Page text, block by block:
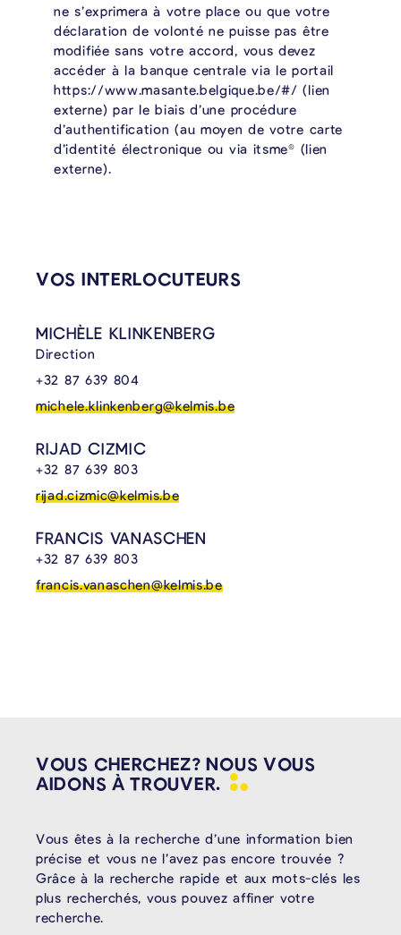
ne s’exprimera à votre place ou que votre
déclaration de volonté ne puisse pas être
modifiée sans votre accord, vous devez
accéder à la banque centrale via le portail
https://www.masante.belgique.be/#/ (lien
externe) par le biais d’une procédure
d’authentification (au moyen de votre carte
d’identité électronique ou via itsme® (lien
externe).
VOS INTERLOCUTEURS
MICHÈLE KLINKENBERG
Direction
+32 87 639 804
michele.klinkenberg@kelmis.be
RIJAD CIZMIC
+32 87 639 803
rijad.cizmic@kelmis.be
FRANCIS VANASCHEN
+32 87 639 803
francis.vanaschen@kelmis.be
VOUS CHERCHEZ? NOUS VOUS
AIDONS ÀTROUVER.
Vous êtes à la recherche d’une information bien
précise et vous ne l’avez pas encore trouvée ?
Grâce à la recherche rapide et aux mots-clés les
plus recherchés, vous pouvez affiner votre
recherche.